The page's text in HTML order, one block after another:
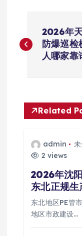
章
航
2026年
防爆巡检
人哪家靠
Related
admin
2 views
2026年沈
东北正规生
东北地区PE管
地区市政建设…